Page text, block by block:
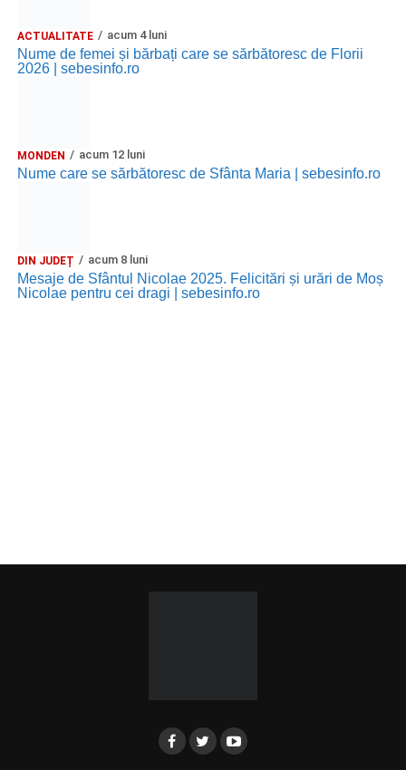
ACTUALITATE acum 4 luni
Nume de femei și bărbați care se sărbătoresc de Florii
2026 | sebesinfo.ro
MONDEN acum 12 luni
Nume care se sărbătoresc de Sfânta Maria | sebesinfo.ro
DIN JUDEȚ acum 8 luni
Mesaje de Sfântul Nicolae 2025. Felicitări și urări de Moș
Nicolae pentru cei dragi | sebesinfo.ro